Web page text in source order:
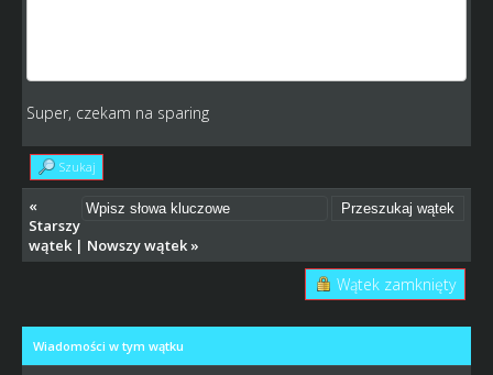
Super, czekam na sparing
Szukaj
«
Starszy
wątek| Nowszy wątek»
Wątek zamknięty
Wiadomości w tym wątku